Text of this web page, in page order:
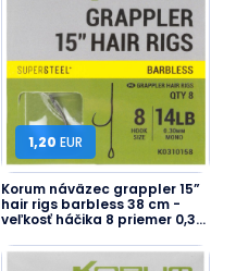
1,20 EUR
Korum náväzec grappler 15”
hair rigs barbless 38 cm -
veľkosť háčika 8 priemer 0,30